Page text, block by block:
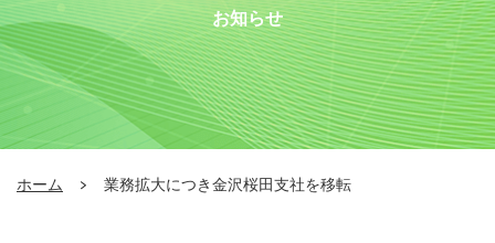
お知らせ
ホーム 業務拡大につき金沢桜田支社を移転